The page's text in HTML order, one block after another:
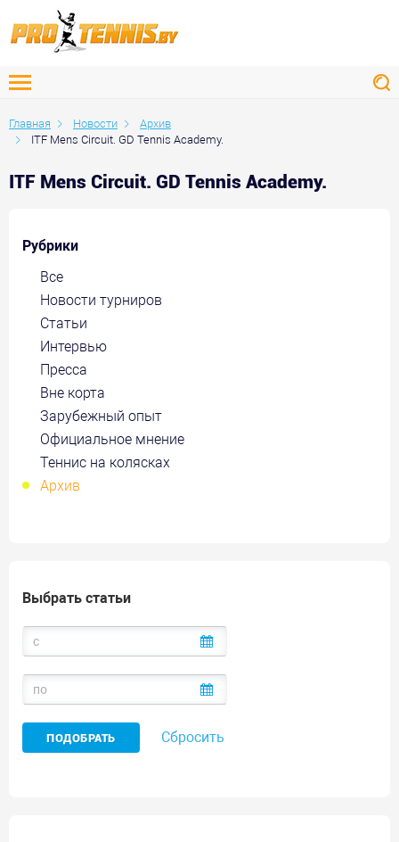
Главная Новости
Архив
ITF Mens Circuit. GD Tennis Academy.
ITF Mens Circuit. GD Tennis Academy.
Рубрики
Все
Новости турниров
Статьи
Интервью
Пресса
Вне корта
Зарубежный опыт
Официальное мнение
Теннис на колясках
Архив
Выбрать статьи
Сбросить